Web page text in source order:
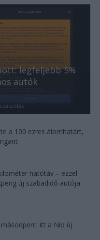
legfeljebb 5%
autók
a 100 ezres álomhatárt,
hatótáv – ezzel
új szabadidő-autója
itt a Nio új